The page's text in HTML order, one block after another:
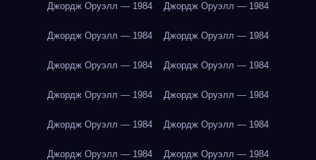
Джордж Оруэлл — 1984 Джордж Оруэлл — 1984
Джордж Оруэлл — 1984 Джордж Оруэлл — 1984
Джордж Оруэлл — 1984 Джордж Оруэлл — 1984
Джордж Оруэлл — 1984 Джордж Оруэлл — 1984
Джордж Оруэлл — 1984 Джордж Оруэлл — 1984
Джордж Оруэлл — 1984 Джордж Оруэлл — 1984